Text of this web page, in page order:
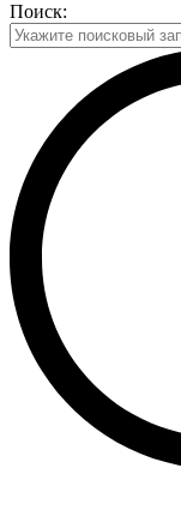
Поиск: